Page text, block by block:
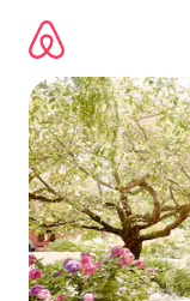
contenido